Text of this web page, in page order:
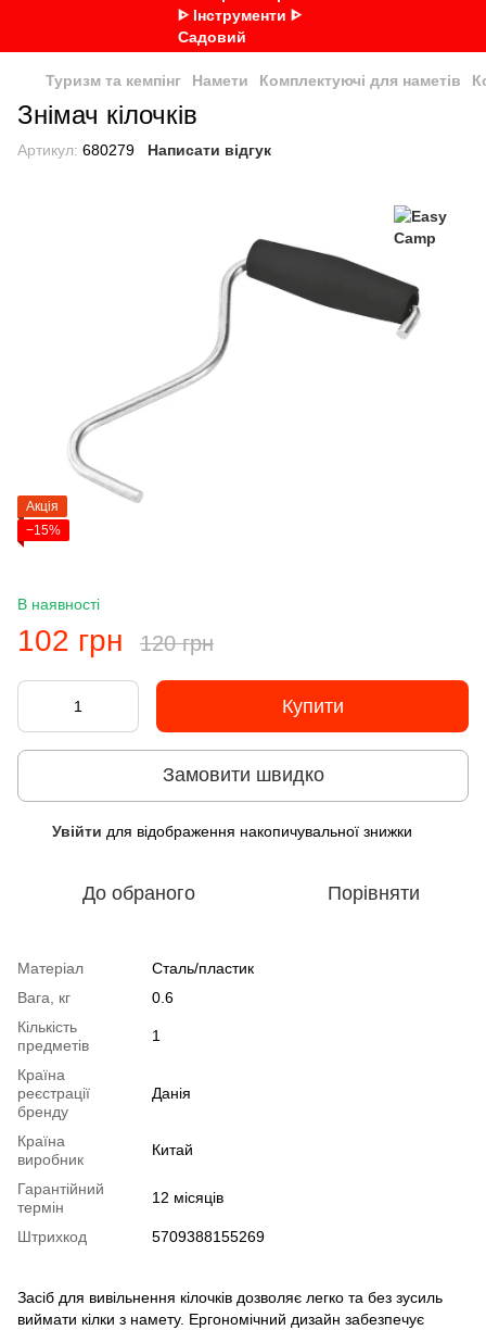
Туризм та кемпінг Намети Комплектуючі для наметів
Знімач кілочків
Артикул: 680279 Написати відгук
Акція
−15%
В наявності
102 грн 120 грн
Купити
Замовити швидко
Увійти для відображення накопичувальної знижки
До обраного Порівняти
Матеріал
Сталь/пластик
Вага, кг
0.6
Кількість
предметів
1
Країна
реєстрації
бренду
Данія
Країна
виробник
Китай
Гарантійний
термін
12 місяців
Штрихкод 5709388155269
Засіб для вивільнення кілочків дозволяє легко та без зусиль
виймати кілки з намету. Ергономічний дизайн забезпечує